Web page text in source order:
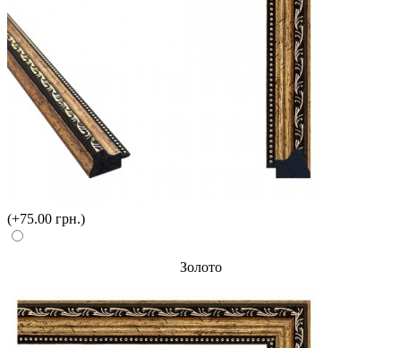
(+75.00 грн.)
Золото